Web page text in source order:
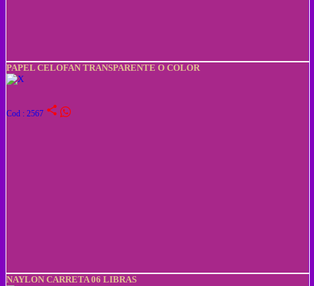
PAPEL CELOFAN TRANSPARENTE O COLOR
Cod : 2567 share
NAYLON CARRETA 06 LIBRAS